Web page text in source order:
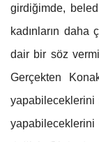
girdiğimde,
kadınların daha
dair bir söz
Gerçekten
yapabileceklerini